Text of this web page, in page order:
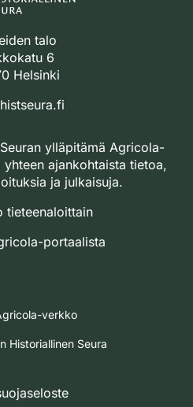
talo
6
Helsinki
ylläpitämä Agricola-
ajankohtaista tietoa,
ja julkaisuja.
tieteenaloittain
portaalista
verkko
Historiallinen Seura